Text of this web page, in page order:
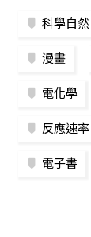
科學自然
漫畫
電化學
反應速率
電子書